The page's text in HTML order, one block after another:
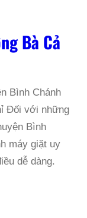
Bà Cả
Bình Chánh
Đối với những
Bình
máy giặt uy
dễ dàng.